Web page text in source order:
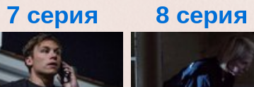
7 серия 8 серия